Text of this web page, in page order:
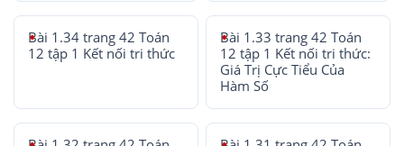
Bài 1.34 trang 42 Toán
12 tập 1 Kết nối tri thức
Bài 1.33 trang 42 Toán
12 tập 1 Kết nối tri thức:
Giá Trị Cực Tiểu Của
Hàm Số